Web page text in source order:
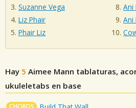
Suzanne Vega
Liz Phair
Phair Liz
Ani
Ani
Hay 5 Aimee Mann tablaturas,
ukuleletabs en base
CHORDS